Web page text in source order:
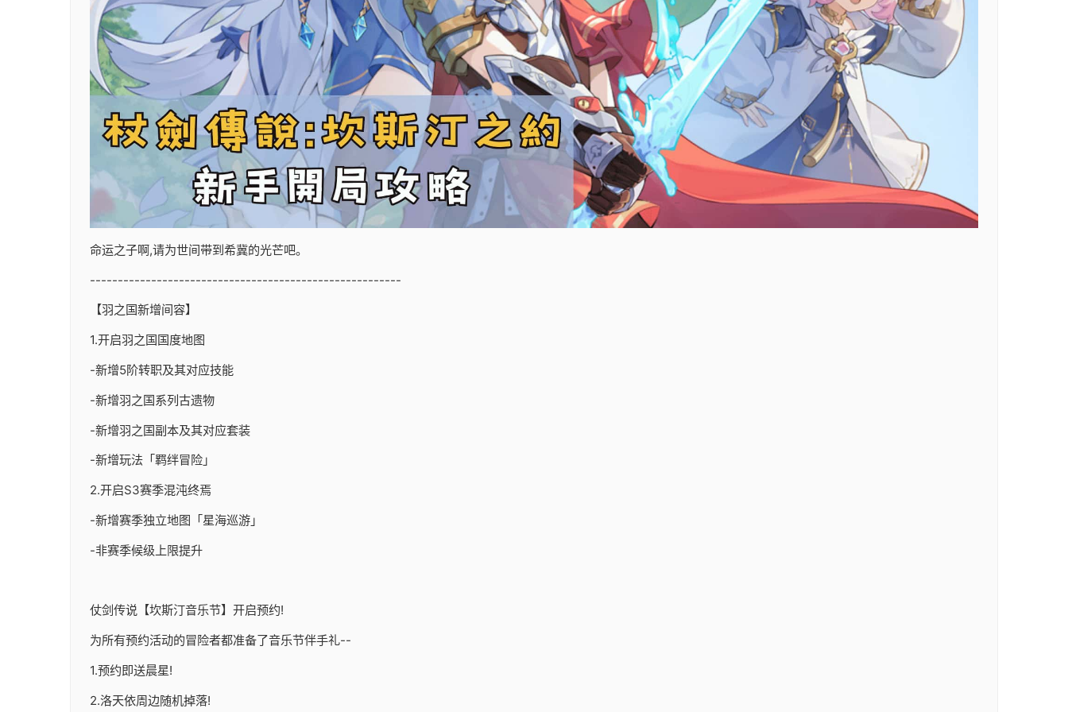
命运之子啊,请为世间带到希冀的光芒吧。
--------------------------------------------------------
【羽之国新增间容】
1.开启羽之国国度地图
-新增5阶转职及其对应技能
-新增羽之国系列古遗物
-新增羽之国副本及其对应套装
-新增玩法「羁绊冒险」
2.开启S3赛季混沌终焉
-新增赛季独立地图「星海巡游」
-非赛季候级上限提升
仗剑传说【坎斯汀音乐节】开启预约!
为所有预约活动的冒险者都准备了音乐节伴手礼--
1.预约即送晨星!
2.洛天依周边随机掉落!